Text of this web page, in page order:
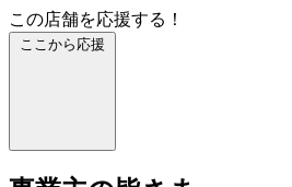
この店舗を応援する！
ここから応援